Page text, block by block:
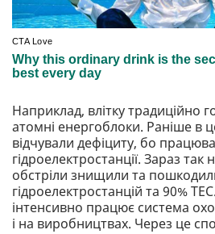
Наприклад, влітку традиційно
атомні енергоблоки. Раніше в
відчували дефіциту, бо
гідроелектростанції. Зараз так
обстріли знищили та
гідроелектростанцій та 90%
інтенсивно працює система
і на виробництвах. Через це